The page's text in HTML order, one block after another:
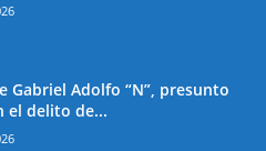
Gabriel Adolfo “N”, presunto
el delito de...